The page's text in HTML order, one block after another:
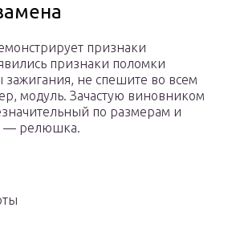
признаки
признаки поломки
зажигания, не спешите во всем
модуль. Зачастую виновником
по размерам и
— релюшка.